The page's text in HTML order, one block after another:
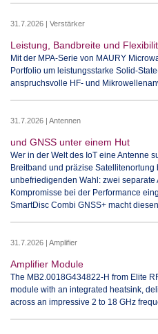
31.7.2026 | Verstärker
Leistung, Bandbreite und
Mit der MPA-Serie von MAURY
Portfolio um leistungsstarke Solid-
anspruchsvolle HF- und
31.7.2026 | Antennen
und GNSS unter einem Hut
Wer in der Welt des IoT eine Antenne
Breitband und präzise
unbefriedigenden Wahl: zwei
Kompromisse bei der Performance
SmartDisc Combi GNSS+ macht
31.7.2026 | Amplifier
Amplifier Module
The MB2.0018G434822-H from Elite
module with an integrated heatsink,
across an impressive 2 to 18 GHz